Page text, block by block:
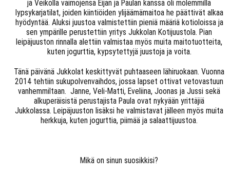
ja Veikolla vaimojensa Eijan ja Paulan kanssa oli molemmilla
lypsykarjatilat, joiden kiintiöiden ylijäämämaitoa he päättivät alkaa
hyödyntää. Aluksi juustoa valmistettiin pieniä määriä kotioloissa ja
sen ympärille perustettiin yritys Jukkolan Kotijuustola. Pian
leipäjuuston rinnalla alettiin valmistaa myös muita maitotuotteita,
kuten jogurttia, kypsytettyjä juustoja ja voita.
Tänä päivänä Jukkolat keskittyvät puhtaaseen lähiruokaan. Vuonna
2014 tehtiin sukupolvenvaihdos, jossa lapset ottivat vetovastuun
vanhemmiltaan. Janne, Veli-Matti, Eveliina, Joonas ja Jussi sekä
alkuperäisistä perustajista Paula ovat nykyään yrittäjiä
Jukkolassa. Leipäjuuston lisäksi he valmistavat jälleen myös muita
herkkuja, kuten jogurttia, piimää ja salaattijuustoa.
Mikä on sinun suosikkisi?